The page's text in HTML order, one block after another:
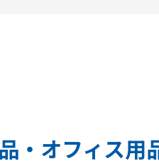
・オフィス用